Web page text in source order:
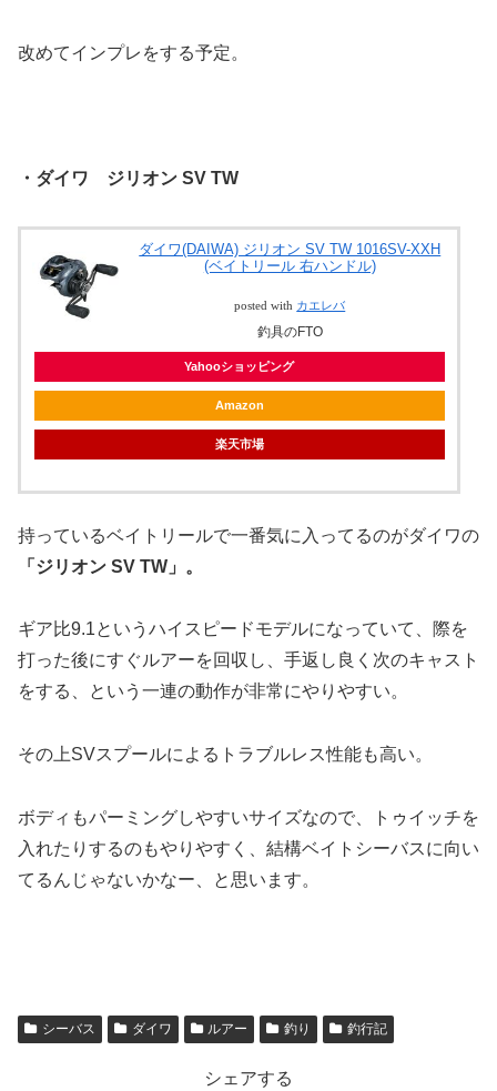
改めてインプレをする予定。
・ダイワ ジリオン SV TW
ダイワ(DAIWA) ジリオン SV TW 1016SV-XXH
(ベイトリール 右ハンドル)
posted with カエレバ
釣具のFTO
Yahooショッピング
Amazon
楽天市場
持っているベイトリールで一番気に入ってるのがダイワの
「ジリオン SV TW」。
ギア比9.1というハイスピードモデルになっていて、際を
打った後にすぐルアーを回収し、手返し良く次のキャスト
をする、という一連の動作が非常にやりやすい。
その上SVスプールによるトラブルレス性能も高い。
ボディもパーミングしやすいサイズなので、トゥイッチを
入れたりするのもやりやすく、結構ベイトシーバスに向い
てるんじゃないかなー、と思います。
シーバス ダイワ ルアー 釣り 釣行記
シェアする